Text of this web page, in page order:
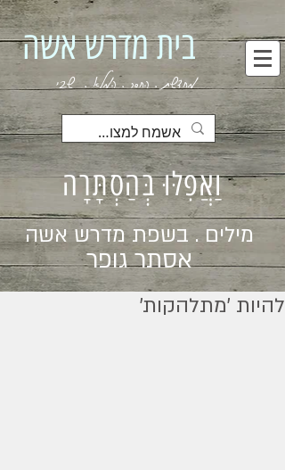
בית מדרש אשה
מחדשת . החסר . המלא . שבי
וַאֲפִלּוּ בְּהַסְתָּרָה
מילים . בשפת מדרש אשה
אסתר גופר
להיות ׳מתלהקות׳